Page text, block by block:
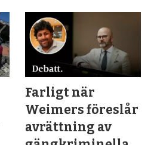
Farligt när
Weimers föreslår
avrättning av